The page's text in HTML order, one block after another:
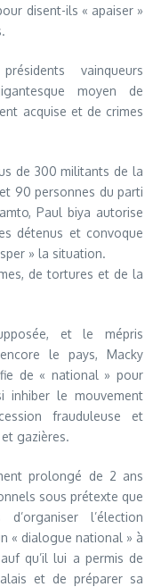
disent-ils « apaiser »
vainqueurs
moyen de
acquise et de crimes
de 300 militants de la
90 personnes du parti
Paul biya autorise
détenus et convoque
» la situation.
de tortures et de la
et le mépris
le pays, Macky
de « national » pour
inhiber le mouvement
frauduleuse et
gazières.
prolongé de 2 ans
sous prétexte que
l’élection
« dialogue national » à
qu’il lui a permis de
et de préparer sa